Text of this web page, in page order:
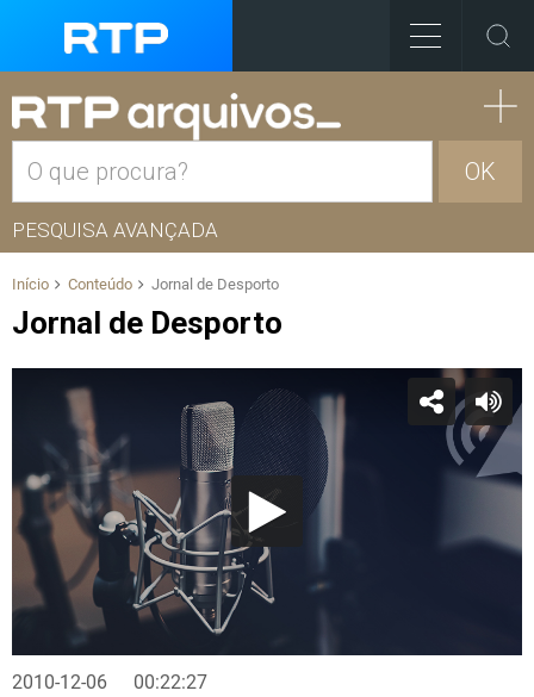
OK
PESQUISA AVANÇADA
Início Conteúdo Jornal de Desporto
Jornal de Desporto
2010-12-06 00:22:27